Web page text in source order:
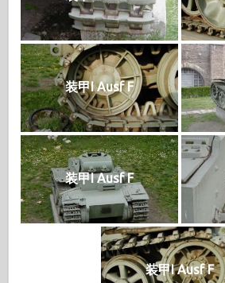
装甲I Ausf F
装甲I Ausf F
装甲I Ausf F